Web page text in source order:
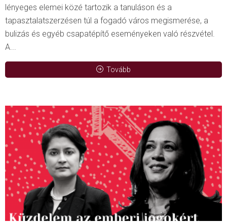
lényeges elemei közé tartozik a tanuláson és a
tapasztalatszerzésen túl a fogadó város megismerése, a
bulizás és egyéb csapatépítő eseményeken való részvétel.
A...
Tovább